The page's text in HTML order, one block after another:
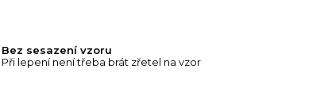
Bez sesazení vzoru
Při lepení není třeba brát zřetel na vzor